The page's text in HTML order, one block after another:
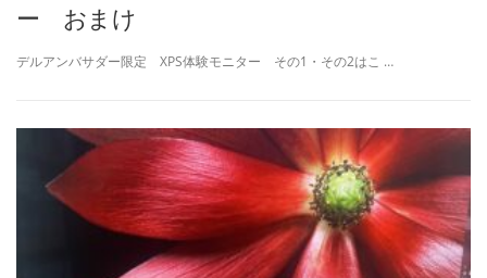
ー おまけ
デルアンバサダー限定 XPS体験モニター その1・その2はこ …